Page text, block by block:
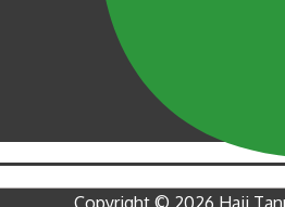
Copyright © 2026 Haji